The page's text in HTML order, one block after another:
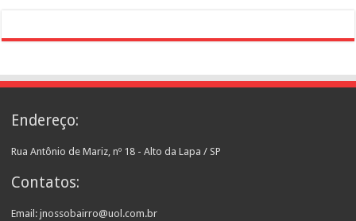
Endereço:
Rua Antônio de Mariz, nº 18 - Alto da Lapa / SP
Contatos:
Email: jnossobairro@uol.com.br